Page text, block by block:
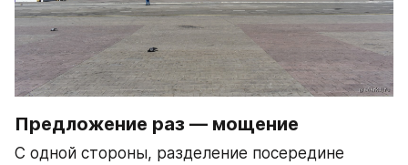
Предложение раз — мощение
С одной стороны, разделение посередине